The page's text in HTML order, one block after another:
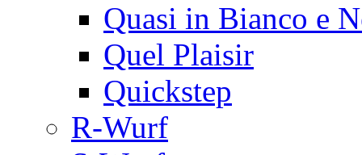
Quasi in Bianco e
Quel Plaisir
Quickstep
R-Wurf